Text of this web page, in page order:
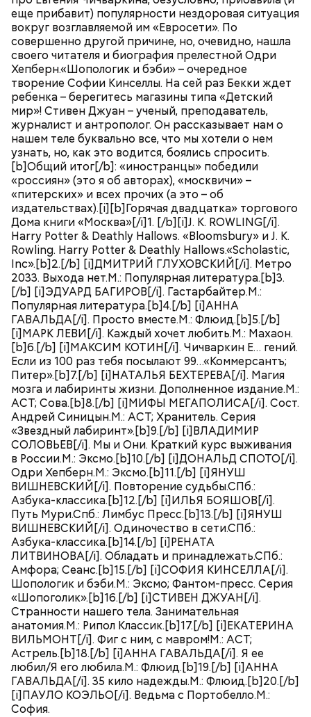
еще прибавит) популярности нездоровая ситуация
вокруг возглавляемой им «Евросети». По
совершенно другой причине, но, очевидно, нашла
своего читателя и биография прелестной Одри
Хепберн.«Шопологик и бэби» – очередное
творение Софии Кинселлы. На сей раз Бекки ждет
ребенка – берегитесь магазины типа «Детский
мир»! Стивен Джуан – ученый, преподаватель,
журналист и антрополог. Он рассказывает нам о
нашем теле буквально все, что мы хотели о нем
узнать, но, как это водится, боялись спросить.
[b]Общий итог[/b]: «иностранцы» победили
«россиян» (это я об авторах), «москвичи» –
«питерских» и всех прочих (а это – об
издательствах).[i][b]Горячая двадцатка» торгового
Дома книги «Москва»[/i]1. [/b][i]J. K. ROWLING[/i].
Harry Potter & Deathly Hallows. «Bloomsbury» и J. K.
Rowling. Harry Potter & Deathly Hallows.«Scholastic,
Inc».[b]2.[/b] [i]ДМИТРИЙ ГЛУХОВСКИЙ[/i]. Метро
2033. Выхода нет.М.: Популярная литература.[b]3.
[/b] [i]ЭДУАРД БАГИРОВ[/i]. Гастарбайтер.М.:
Популярная литература.[b]4.[/b] [i]АННА
ГАВАЛЬДА[/i]. Просто вместе.М.: Флюид.[b]5.[/b]
[i]МАРК ЛЕВИ[/i]. Каждый хочет любить.М.: Махаон.
[b]6.[/b] [i]МАКСИМ КОТИН[/i]. Чичваркин Е… гений.
Если из 100 раз тебя посылают 99…«Коммерсантъ;
Питер».[b]7.[/b] [i]НАТАЛЬЯ БЕХТЕРЕВА[/i]. Магия
мозга и лабиринты жизни. Дополненное издание.М.:
АСТ; Сова.[b]8.[/b] [i]МИФЫ МЕГАПОЛИСА[/i]. Сост.
Андрей Синицын.М.: АСТ; Хранитель. Серия
«Звездный лабиринт».[b]9.[/b] [i]ВЛАДИМИР
СОЛОВЬЕВ[/i]. Мы и Они. Краткий курс выживания
в России.М.: Эксмо.[b]10.[/b] [i]ДОНАЛЬД СПОТО[/i].
Одри Хепберн.М.: Эксмо.[b]11.[/b] [i]ЯНУШ
ВИШНЕВСКИЙ[/i]. Повторение судьбы.СПб.:
Азбука-классика.[b]12.[/b] [i]ИЛЬЯ БОЯШОВ[/i].
Путь Мури.Спб.: Лимбус Пресс.[b]13.[/b] [i]ЯНУШ
ВИШНЕВСКИЙ[/i]. Одиночество в сети.СПб.:
Азбука-классика.[b]14.[/b] [i]РЕНАТА
ЛИТВИНОВА[/i]. Обладать и принадлежать.СПб.:
Амфора; Сеанс.[b]15.[/b] [i]СОФИЯ КИНСЕЛЛА[/i].
Шопологик и бэби.М.: Эксмо; Фантом-пресс. Серия
«Шопоголик».[b]16.[/b] [i]СТИВЕН ДЖУАН[/i].
Странности нашего тела. Занимательная
анатомия.М.: Рипол Классик.[b]17.[/b] [i]ЕКАТЕРИНА
ВИЛЬМОНТ[/i]. Фиг с ним, с мавром!М.: АСТ;
Астрель.[b]18.[/b] [i]АННА ГАВАЛЬДА[/i]. Я ее
любил/Я его любила.М.: Флюид.[b]19.[/b] [i]АННА
ГАВАЛЬДА[/i]. 35 кило надежды.М.: Флюид.[b]20.[/b]
[i]ПАУЛО КОЭЛЬО[/i]. Ведьма с Портобелло.М.:
София.